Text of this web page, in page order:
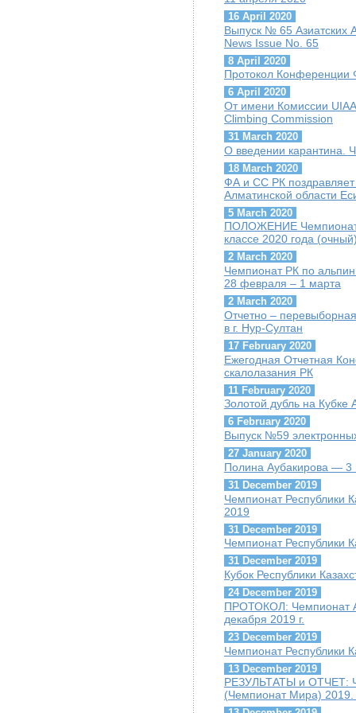
16 April 2020
Выпуск № 65 Азиатских
News Issue No. 65
8 April 2020
Протокол
6 April 2020
От имени Комиссии
Climbing Commission
31 March 2020
О введении карантина.
18 March 2020
ФА и СС РК поздравляет
Алматинской области
5 March 2020
ПОЛОЖЕНИЕ Чемпионат
классе 2020 года
2 March 2020
Чемпионат РК по
28 февраля – 1 марта
2 March 2020
Отчетно –
в г. Нур-Султан
17 February 2020
Ежегодная Отчетная
скалолазания РК
11 February 2020
Золотой дубль на
6 February 2020
Выпуск №59
27 January 2020
Полина Аубакирова — 3
31 December 2019
Чемпионат Республики
2019
31 December 2019
Чемпионат Республики
31 December 2019
Кубок Республики
24 December 2019
ПРОТОКОЛ: Чемпионат
декабря 2019 г.
23 December 2019
Чемпионат Республики
13 December 2019
РЕЗУЛЬТАТЫ и ОТЧЕТ:
(Чемпионат Мира) 2019.